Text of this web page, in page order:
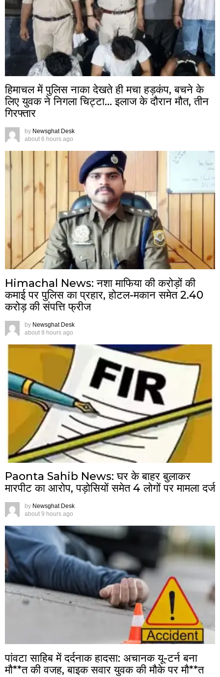
हिमाचल में पुलिस नाका देखते ही मचा हड़कंप, बचने के
लिए युवक ने निगला चिट्टा… इलाज के दौरान मौत, तीन
गिरफ्तार
by Newsghat Desk
about 6 hours ago
Himachal News: नशा माफिया की करोड़ों की
कमाई पर पुलिस का प्रहार, होटल-मकान समेत 2.40
करोड़ की संपत्ति फ्रीज
by Newsghat Desk
about 9 hours ago
Paonta Sahib News: घर के बाहर बुलाकर
मारपीट का आरोप, पड़ोसियों समेत 4 लोगों पर मामला दर्ज
by Newsghat Desk
about 9 hours ago
पांवटा साहिब में दर्दनाक हादसा: अचानक यू-टर्न बना
मौ**त की वजह, बाइक सवार युवक की मौके पर मौ**त